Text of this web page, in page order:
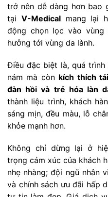
trở nên dễ dàng hơn bao
tại V-Medicalmang lại
động chọn lọc vào
hưởng tới vùng da lành.
Điều đặc biệt là, quá
nám mà còn kích thích
đàn hồi và trẻ hóa làn
thành liệu trình, khách
sáng mịn, đều màu, lỗ
khỏe mạnh hơn.
Không chỉ dừng lại ở
trọng cảm xúc của khách
nhẹ nhàng; đội ngũ nhân
và chính sách ưu đãi hấp